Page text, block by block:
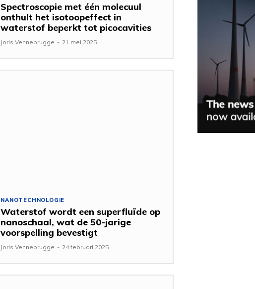
Spectroscopie met één molecuul
onthult het isotoopeffect in
waterstof beperkt tot picocavities
Joris Vennebrugge - 21 mei 2025
NANOTECHNOLOGIE
Waterstof wordt een superfluïde op
nanoschaal, wat de 50-jarige
voorspelling bevestigt
Joris Vennebrugge - 24 februari 2025